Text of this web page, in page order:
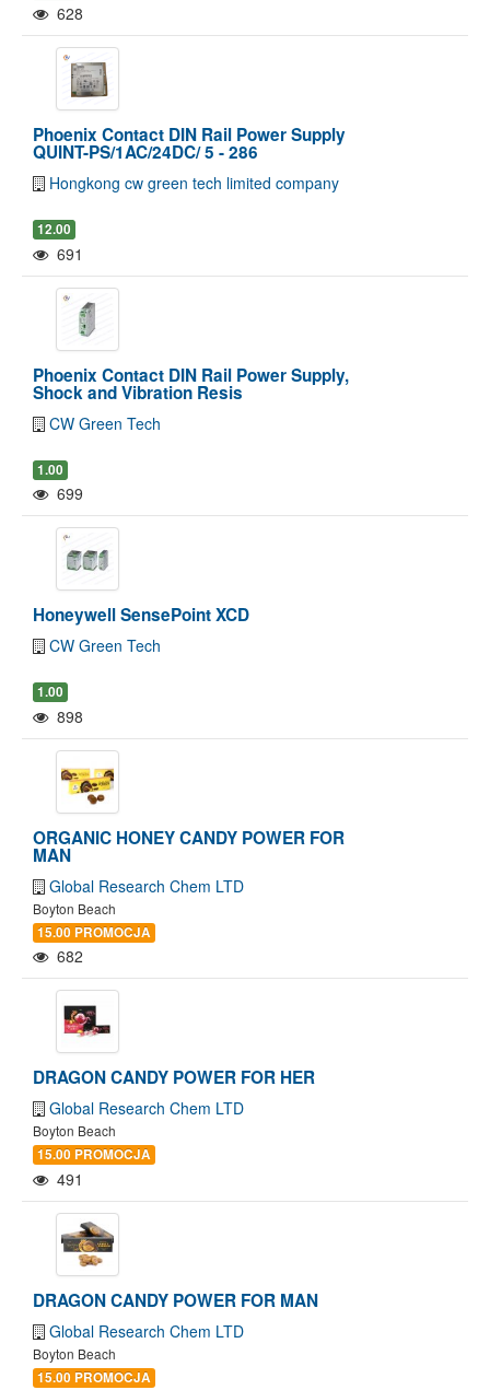
628
Phoenix Contact DIN Rail Power Supply
QUINT-PS/1AC/24DC/ 5 - 286
Hongkong cw green tech limited company
12.00
691
Phoenix Contact DIN Rail Power Supply,
Shock and Vibration Resis
CW Green Tech
1.00
699
Honeywell SensePoint XCD
CW Green Tech
1.00
898
ORGANIC HONEY CANDY POWER FOR
MAN
Global Research Chem LTD
Boyton Beach
15.00 PROMOCJA
682
DRAGON CANDY POWER FOR HER
Global Research Chem LTD
Boyton Beach
15.00 PROMOCJA
491
DRAGON CANDY POWER FOR MAN
Global Research Chem LTD
Boyton Beach
15.00 PROMOCJA